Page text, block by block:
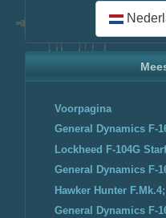
Selecteer de
Voorpagina
General Dynamics F-
Lockheed F-104G
General Dynamics F-
Hawker Hunter
General Dynamics F-